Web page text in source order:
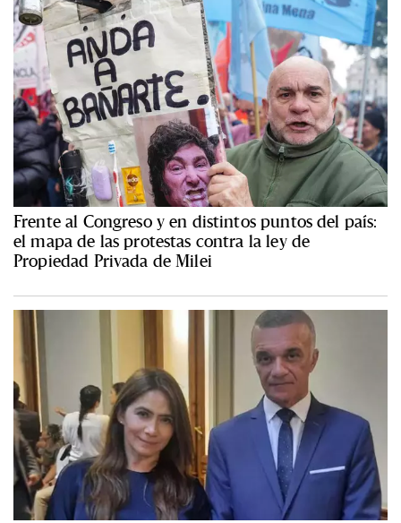
Frente al Congreso y en distintos puntos del país:
el mapa de las protestas contra la ley de
Propiedad Privada de Milei